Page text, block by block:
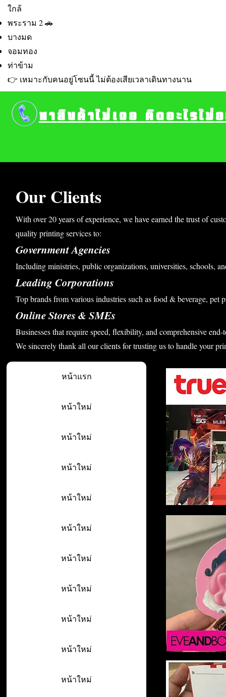
ใกล้
พระราม 2 🚗
บางมด
จอมทอง
ท่าข้าม
👉 เหมาะกับคนอยู่โซนนี้ ไม่ต้องเสียเวลาเดินทางนาน
Our Clients
With over 20 years of experience, we have earned the trust of
quality printing services to:
Government Agencies
Including ministries, public organizations, universities, schools,
Leading Corporations
Top brands from various industries such as food & beverage, pet
Online Stores & SMEs
Businesses that require speed, flexibility, and comprehensive
We sincerely thank all our clients for trusting us to handle your
หน้าแรก
หน้าใหม่
หน้าใหม่
หน้าใหม่
หน้าใหม่
หน้าใหม่
หน้าใหม่
หน้าใหม่
หน้าใหม่
หน้าใหม่
หน้าใหม่
หาสินค้าไม่เจอ คิดอะไรไ